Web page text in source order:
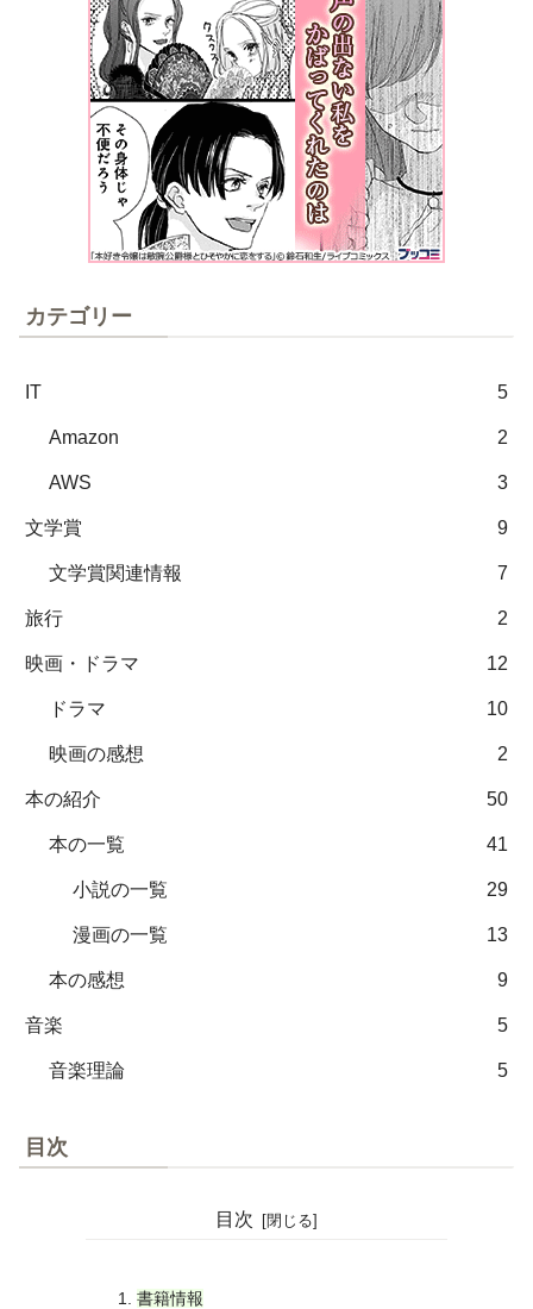
カテゴリー
IT 5
Amazon 2
AWS 3
文学賞 9
文学賞関連情報 7
旅行 2
映画・ドラマ 12
ドラマ 10
映画の感想 2
本の紹介 50
本の一覧 41
小説の一覧 29
漫画の一覧 13
本の感想 9
音楽 5
音楽理論 5
目次
目次
書籍情報